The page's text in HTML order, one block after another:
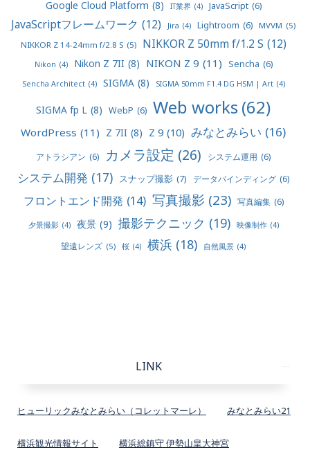
Google Cloud Platform (8) IT業界 (4) JavaScript (6)
JavaScriptフレームワーク (12) Jira (4) Lightroom (6) MVVM (5)
NIKKOR Z 14-24mm f/2.8 S (5) NIKKOR Z 50mm f/1.2 S (12)
Nikon (4) Nikon Z 7II (8) NIKON Z 9 (11) Sencha (6)
Sencha Architect (4) SIGMA (8) SIGMA 50mm F1.4 DG HSM | Art (4)
SIGMA fp L (8) WebP (6) Web works(62)
WordPress (11) Z 7II (8) Z 9 (10) みなとみらい (16)
アトラシアン (6) カメラ設定 (26) システム運用 (6)
システム開発 (17) スナップ撮影 (7) データバインディング (6)
フロントエンド開発 (14) 写真撮影 (23) 写真編集 (6)
夕景撮影 (4) 夜景 (9) 撮影テクニック (19) 映像制作 (4)
望遠レンズ (5) 桜 (4) 横浜 (18) 自然風景 (4)
LINK
ヒューリックみなとみらい（コレットマーレ） みなとみらい21
横浜観光情報サイト 横浜総鎮守 伊勢山皇大神宮